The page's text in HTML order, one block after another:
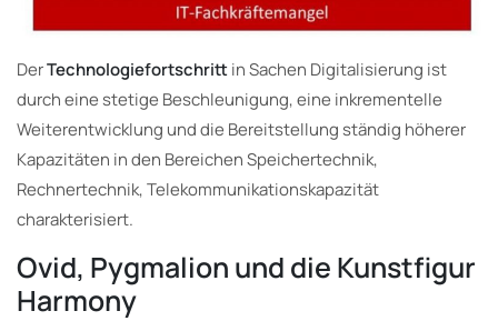
DerTechnologiefortschrittin Sachen Digitalisierung ist
durch eine stetige Beschleunigung, eine inkrementelle
Weiterentwicklung und die Bereitstellung ständig höherer
Kapazitäten in den Bereichen Speichertechnik,
Rechnertechnik, Telekommunikationskapazität
charakterisiert.
Ovid, Pygmalion und die Kunstfigur
Harmony